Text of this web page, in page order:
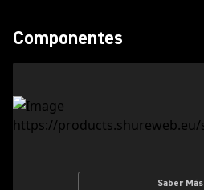
Componentes
Saber Más